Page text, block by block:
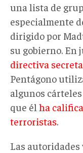
una lista de
especialmente
dirigido por
su gobierno. En
directiva secreta
Pentágono
algunos
que él ha
terroristas.
Las